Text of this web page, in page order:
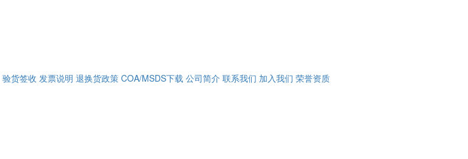
验货签收 发票说明 退换货政策 COA/MSDS下载 公司简介 联系我们 加入我们 荣誉资质